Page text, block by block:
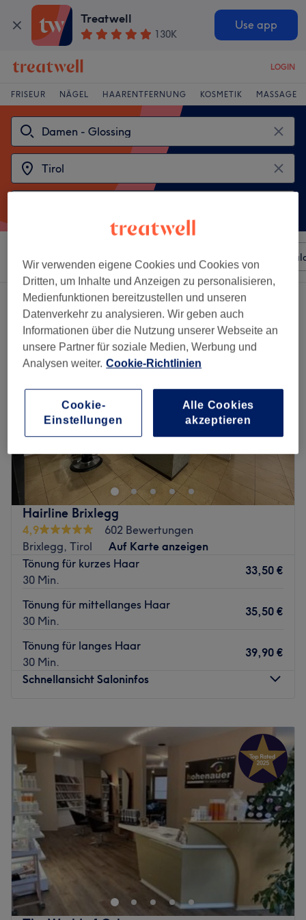
Treatwell
130K
Use app
LOGIN
FRISEUR NÄGEL HAARENTFERNUNG KOSMETIK MASSAGE
Beliebiger Preis Besonderheiten
2 Salons die anbieten:damen - glossing in Tirol
Hairline Brixlegg
4,9
602 Bewertungen
Brixlegg, Tirol
Auf Karte anzeigen
Tönung für kurzes Haar
30 Min.
33,50 €
Tönung für mittellanges Haar
30 Min.
35,50 €
Tönung für langes Haar
30 Min.
39,90 €
Schnellansicht Saloninfos
Dienstag
18:00
Mittwoch
18:00
08:00 –18:00
Freitag
08:00–
18:00
Samstag
08:00 – 15:00
Sonntag
Geschlossen
Der Salon Hairline Brixlegg, der 2009 gegründet wurde,
könnte dein neuer Friseur in Brixlegg sein. Wenn du viel
Wert auf Service legst, es aber dennoch unkompliziert
und preiswert bei starker Qualität möchtest und nicht auf
tolle Haarschnitte von echten Profis verzichten willst -
Wir verwenden eigene Cookies und Cookies von
Dritten, um Inhalte und Anzeigen zu personalisieren,
Medienfunktionen bereitzustellen und unseren
Datenverkehr zu analysieren. Wir geben auch
Informationen über die Nutzung unserer Webseite an
unsere Partner für soziale Medien, Werbung und
Analysen weiter. Cookie-Richtlinien
Alle Cookies
akzeptieren
Cookie-
Einstellungen